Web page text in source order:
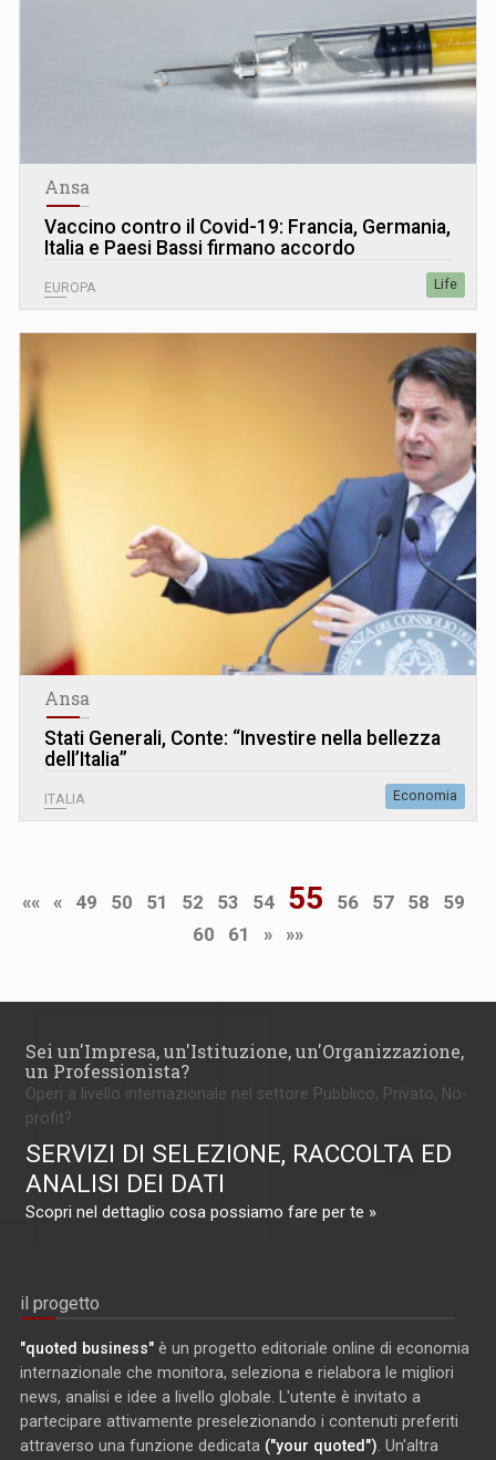
Ansa
Vaccino contro il Covid-19: Francia, Germania,
Italia e Paesi Bassi firmano accordo
EUROPA Life
Ansa
Stati Generali, Conte: “Investire nella bellezza
dell’Italia”
ITALIA Economia
«« « 49 50 51 52 53 54 55 56 57 58
59
60
61 » »»
Sei un'Impresa, un'Istituzione, un'Organizzazione,
un Professionista?
Operi a livello internazionale nel settore Pubblico, Privato, No-
profit?
SERVIZI DI SELEZIONE, RACCOLTA ED
ANALISI DEI DATI
Scopri nel dettaglio cosa possiamo fare per te »
il progetto
"quoted business" è un progetto editoriale online di economia
internazionale che monitora, seleziona e rielabora le migliori
news, analisi e idee a livello globale. L'utente è invitato a
partecipare attivamente preselezionando i contenuti preferiti
attraverso una funzione dedicata ("your quoted") . Un'altra